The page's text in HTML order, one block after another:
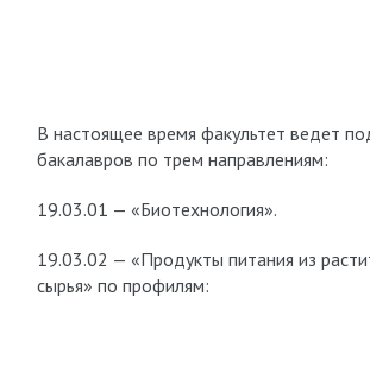
В настоящее время факультет ведет
бакалавров по трем направлениям:
19.03.01 — «Биотехнология».
19.03.02 — «Продукты питания из
сырья» по профилям: